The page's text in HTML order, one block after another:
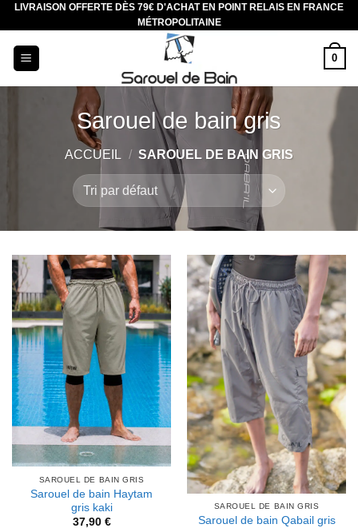
Aller
au
contenu
LIVRAISON OFFERTE DÈS 79€ D'ACHAT EN POINT RELAIS EN FRANCE
MÉTROPOLITAINE
0
Sarouel de bain gris
ACCUEIL / SAROUEL DE BAIN GRIS
SAROUEL DE BAIN GRIS
Sarouel de bain Haytam
gris kaki
37,90 €
SAROUEL DE BAIN GRIS
Sarouel de bain Qabail gris